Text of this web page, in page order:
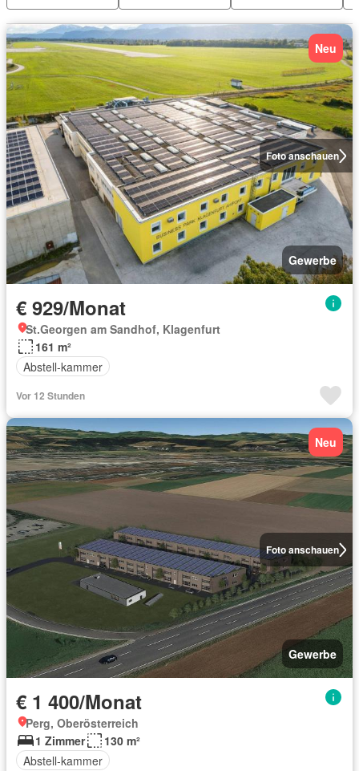
Foto anschauen
Neu
Gewerbe
€ 929/Monat
St.Georgen am Sandhof, Klagenfurt
161 m²
Abstell-kammer
Vor 12 Stunden
Foto anschauen
Neu
Gewerbe
€ 1 400/Monat
Perg, Oberösterreich
1 Zimmer
130 m²
Abstell-kammer